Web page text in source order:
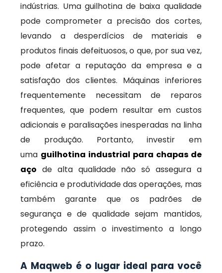
indústrias. Uma guilhotina de baixa qualidade
pode comprometer a precisão dos cortes,
levando a desperdícios de materiais e
produtos finais defeituosos, o que, por sua vez,
pode afetar a reputação da empresa e a
satisfação dos clientes. Máquinas inferiores
frequentemente necessitam de reparos
frequentes, que podem resultar em custos
adicionais e paralisações inesperadas na linha
de produção. Portanto, investir em
uma guilhotina industrial para chapas de
aço de alta qualidade não só assegura a
eficiência e produtividade das operações, mas
também garante que os padrões de
segurança e de qualidade sejam mantidos,
protegendo assim o investimento a longo
prazo.
A Maqweb é o lugar ideal para você